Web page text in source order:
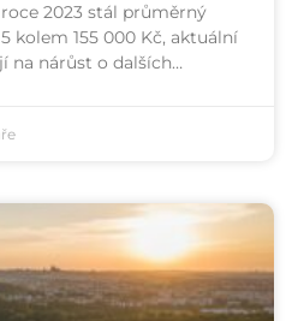
2023 stál průměrný
kolem 155 000 Kč, aktuální
na nárůst o dalších…